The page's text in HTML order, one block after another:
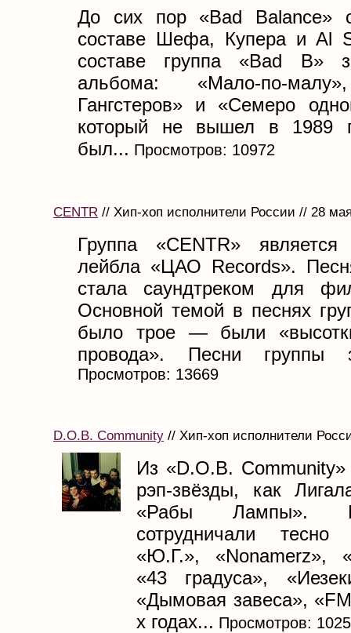
До сих пор «Bad Balance»
составе Шефа, Купера и Al
составе группа «Bad B»
альбома: «Мало-по-
Гангстеров» и «Семеро
который не вышел в 1989
был... Просмотров: 10972
CENTR // Хип-хоп исполнители России // 28
Группа «CENTR» является
лейбла «ЦАО Records».
стала саундтреком для
Основной темой в песнях
было трое — были
провода». Песни группы
Просмотров: 13669
D.O.B. Community // Хип-хоп исполнители
Из «D.O.B.
рэп-звёзды, как
«Рабы Лампы».
сотрудничали
«Ю.Г.», «Nonamerz»,
«43 градуса»,
«Дымовая завеса»,
х годах... Просмотров: